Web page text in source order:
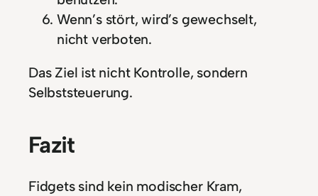
Wenn’s stört, wird’s gewechselt,
nicht verboten.
Das Ziel ist nicht Kontrolle, sondern
Selbststeuerung.
Fazit
Fidgets sind kein modischer Kram,